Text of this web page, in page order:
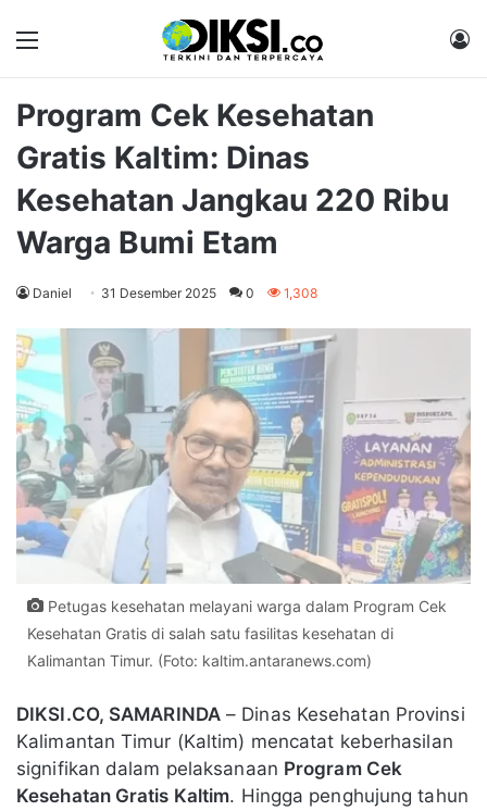
Program Cek Kesehatan
Gratis Kaltim: Dinas
Kesehatan Jangkau 220 Ribu
Warga Bumi Etam
Daniel 31 Desember 2025 0 1,308
Petugas kesehatan melayani warga dalam Program Cek
Kesehatan Gratis di salah satu fasilitas kesehatan di
Kalimantan Timur. (Foto: kaltim.antaranews.com)
DIKSI.CO, SAMARINDA– Dinas Kesehatan Provinsi
Kalimantan Timur (Kaltim) mencatat keberhasilan
signifikan dalam pelaksanaan Program Cek
Kesehatan Gratis Kaltim. Hingga penghujung tahun